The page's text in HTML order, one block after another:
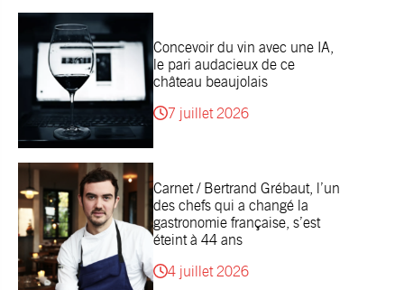
Concevoir du vin avec une IA,
le pari audacieux de ce
château beaujolais
7 juillet 2026
Carnet / Bertrand Grébaut, l’un
des chefs qui a changé la
gastronomie française, s’est
éteint à 44 ans
4 juillet 2026